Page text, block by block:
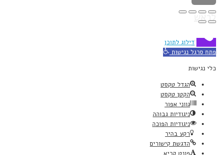
לראש
העמודדילוג לתוכן
פתח סרגל נגישות
כלי נגישות
הגדל טקסט
הקטן טקסט
גווני אפור
ניגודיות גבוהה
ניגודיות הפוכה
רקע בהיר
הדגשת קישורים